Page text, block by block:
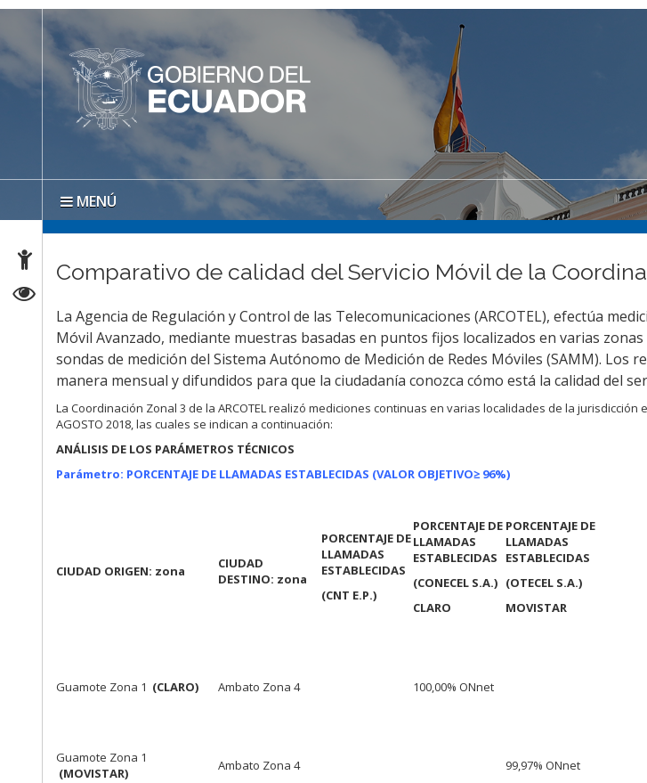
MENÚ
Comparativo de calidad del Servicio Móvil de la
La Agencia de Regulación y Control de las Telecomunicaciones (ARCOTEL), efectúa
Móvil Avanzado, mediante muestras basadas en puntos fijos localizados en varias
sondas de medición del Sistema Autónomo de Medición de Redes Móviles (SAMM). Los
manera mensual y difundidos para que la ciudadanía conozca cómo está la calidad del
La Coordinación Zonal 3 de la ARCOTEL realizó mediciones continuas en varias localidades de la jurisdicción
AGOSTO 2018, las cuales se indican a continuación:
ANÁLISIS DE LOS PARÁMETROS TÉCNICOS
Parámetro: PORCENTAJE DE LLAMADAS ESTABLECIDAS (VALOR OBJETIVO≥ 96%)
CIUDAD ORIGEN: zona
CIUDAD
DESTINO: zona
PORCENTAJE DE
LLAMADAS
ESTABLECIDAS
(CNT E.P.)
PORCENTAJE DE
LLAMADAS
ESTABLECIDAS
(CONECEL S.A.)
CLARO
PORCENTAJE DE
LLAMADAS
ESTABLECIDAS
(OTECEL S.A.)
MOVISTAR
Guamote Zona 1 (CLARO) Ambato Zona 4 100,00% ONnet
Guamote Zona 1
(MOVISTAR)
Ambato Zona 4 99,97% ONnet